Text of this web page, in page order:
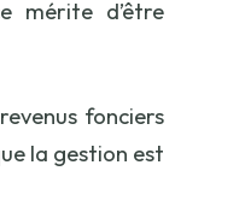
mérite d’être
fonciers
la gestion est